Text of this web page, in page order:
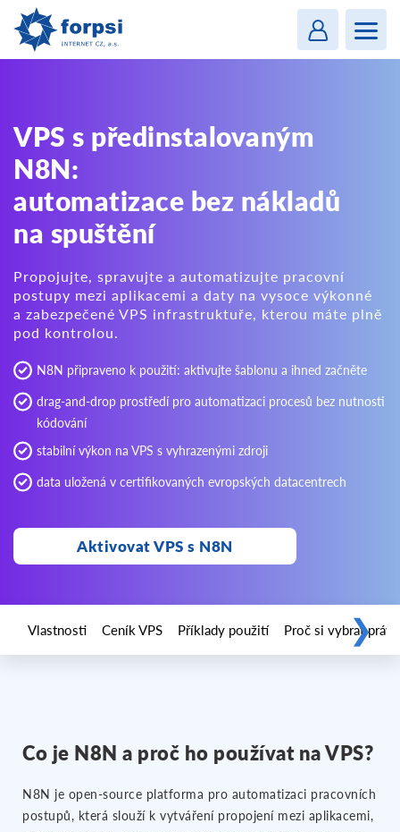
VPS s předinstalovaným
N8N:
automatizace bez nákladů
na spuštění
Propojujte, spravujte a automatizujte pracovní
postupy mezi aplikacemi a daty na vysoce výkonné
a zabezpečené VPS infrastruktuře, kterou máte plně
pod kontrolou.
N8N připraveno k použití: aktivujte šablonu a ihned začněte
drag-and-drop prostředí pro automatizaci procesů bez nutnosti
kódování
stabilní výkon na VPS s vyhrazenými zdroji
data uložená v certifikovaných evropských datacentrech
Aktivovat VPS s N8N
Vlastnosti Ceník VPS Příklady použití Proč si vybrat❯
Co je N8N a proč ho používat na VPS?
N8N je open-source platforma pro automatizaci pracovních
postupů, která slouží k vytváření propojení mezi aplikacemi,
MENU
Login